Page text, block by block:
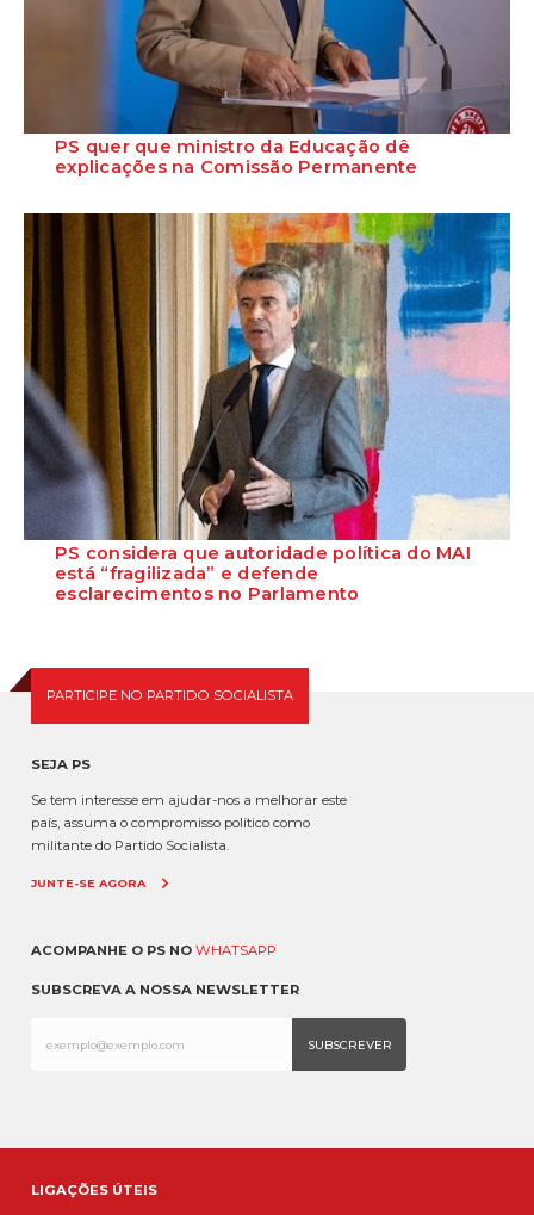
PS quer que ministro da Educação dê
explicações na Comissão Permanente
requerer a presença do minist...
PS considera que autoridade política do MAI
está “fragilizada” e defende
esclarecimentos no Parlamento
PARTICIPE NO PARTIDO SOCIALISTA
SEJA PS
Se tem interesse em ajudar-nos a melhorar este
país, assuma o compromisso político como
militante do Partido Socialista.
JUNTE-SE AGORA
ACOMPANHE O PS NO WHATSAPP
SUBSCREVA A NOSSA NEWSLETTER
LIGAÇÕES ÚTEIS